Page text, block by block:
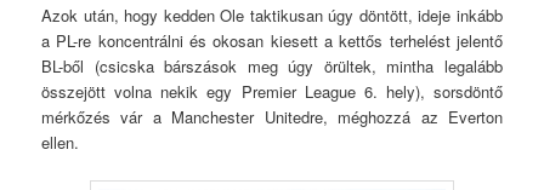
Azok után, hogy kedden Ole taktikusan úgy döntött, ideje inkább
a PL-re koncentrálni és okosan kiesett a kettős terhelést jelentő
BL-ből (csicska bárszások meg úgy örültek, mintha legalább
összejött volna nekik egy Premier League 6. hely), sorsdöntő
mérkőzés vár a Manchester Unitedre, méghozzá az Everton
ellen.